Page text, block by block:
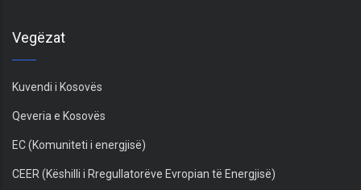
Vegëzat
Kuvendi i Kosovës
Qeveria e Kosovës
EC (Komuniteti i energjisë)
CEER (Këshilli i Rregullatorëve Evropian të Energjisë)